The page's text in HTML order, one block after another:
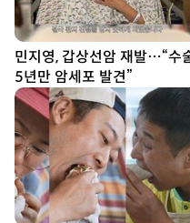
민지영, 갑상선암 재발…“수
5년만 암세포 발견”